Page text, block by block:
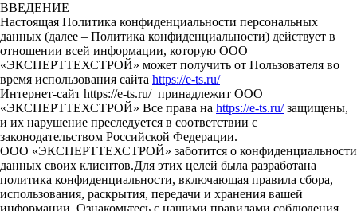
ВВЕДЕНИЕ
Настоящая Политика конфиденциальности персональных
данных (далее – Политика конфиденциальности) действует в
отношении всей информации, которую ООО
«ЭКСПЕРТТЕХСТРОЙ» может получить от Пользователя во
время использования сайта https://e-ts.ru/
Интернет-сайт https://e-ts.ru/ принадлежит ООО
«ЭКСПЕРТТЕХСТРОЙ» Все права на https://e-ts.ru/защищены,
и их нарушение преследуется в соответствии с
законодательством Российской Федерации.
ООО «ЭКСПЕРТТЕХСТРОЙ» заботится о конфиденциальности
данных своих клиентов.Для этих целей была разработана
политика конфиденциальности, включающая правила сбора,
использования, раскрытия, передачи и хранения вашей
информации. Ознакомьтесь с нашими правилами соблюдения